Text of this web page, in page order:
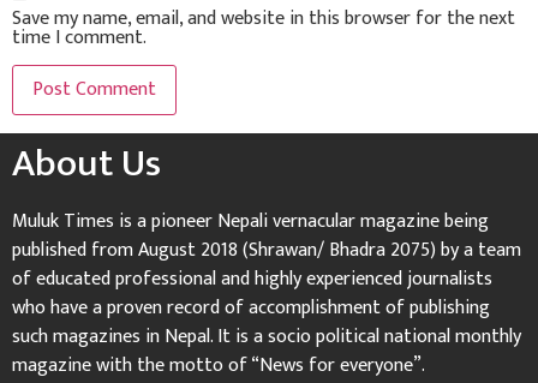
Save my name, email, and website in this browser for the next
time I comment.
About Us
Muluk Times is a pioneer Nepali vernacular magazine being
published from August 2018 (Shrawan/ Bhadra 2075) by a team
of educated professional and highly experienced journalists
who have a proven record of accomplishment of publishing
such magazines in Nepal. It is a socio political national monthly
magazine with the motto of “News for everyone”.